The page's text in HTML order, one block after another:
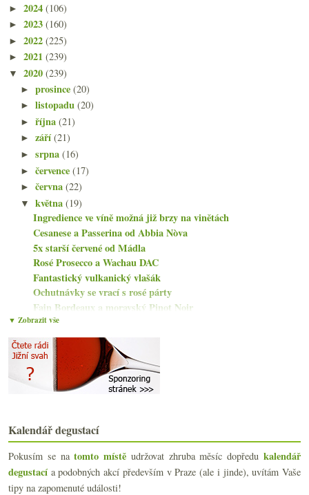
► 2024 (106)
► 2023 (160)
► 2022 (225)
► 2021 (239)
▼ 2020 (239)
►prosince(20)
►listopadu(20)
►října(21)
►září(21)
►srpna(16)
►července(17)
►června(22)
▼května(19)
Ingredience ve víně možná již brzy na vinětách
Cesanese a Passerina od Abbia Nòva
5x starší červené od Mádla
Rosé Prosecco a Wachau DAC
Fantastický vulkanický vlašák
Ochutnávky se vrací s rosé párty
Fajn Bordeaux a moravský Pinot Noir
Víno Hladký ze Skalice a jejich naturálno
Cuvée Barcelona ve dvou ročnících
Quatre a Blanc de Pinot Noir sekt
Ruby z Krásné hory a someliérské tipy
Parádní seriózní Fleurie
Návraty – Cabernet Moravia 2009 od Čačíka
Trousseau a Château-Chalon od Domaine Pêcheur
Fantastické bílé z… Prioratu?
Výjimečné Beaujolais s koněm
Chlastací naturální rosé a parádní Riesling
Chutné Xarel·lo a bezva Riesling
▼ Zobrazit vše
Kalendář degustací
Pokusím se natomto místě udržovat zhruba měsíc dopředukalendář
degustacía podobných akcí především v Praze (ale i jinde), uvítám Vaše
tipy na zapomenuté události!